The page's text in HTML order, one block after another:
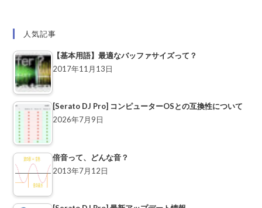
人気記事
【基本用語】最適なバッファサイズって？
2017年11月13日
[Serato DJ Pro] コンピューターOSとの互換性について
2026年7月9日
倍音って、どんな音？
2013年7月12日